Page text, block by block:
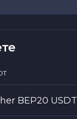
BEP20 USDT